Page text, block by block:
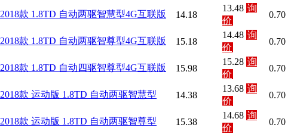
2018款 1.8TD 自动两驱智慧型4G互联版 14.18
13.48 询
价
0.70
2018款 1.8TD 自动两驱智尊型4G互联版 15.18
14.48 询
价
0.70
2018款 1.8TD 自动四驱智尊型4G互联版 15.98
15.28 询
价
0.70
2018款 运动版 1.8TD 自动两驱智慧型 14.38
13.68 询
价
0.70
2018款 运动版 1.8TD 自动两驱智尊型 15.38
14.68 询
价
0.70